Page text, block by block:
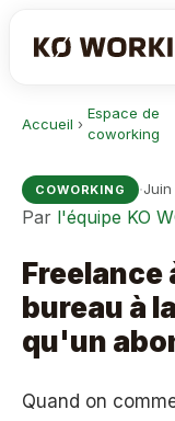
Accueil ›
Espace de
coworking
COWORKING ·Juin
Par l'équipe KO
Freelance
bureau à
qu'un
Quand on